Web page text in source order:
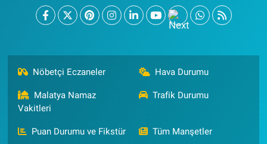
Nöbetçi Eczaneler Hava Durumu
Malatya Namaz
Vakitleri
Trafik Durumu
Puan Durumu ve Fikstür Tüm Manşetler